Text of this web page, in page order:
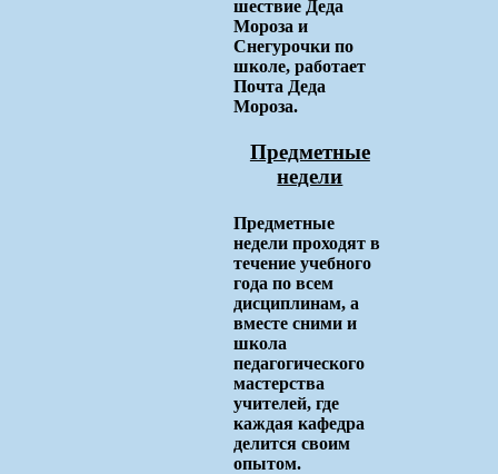
шествие Деда
Мороза и
Снегурочки по
школе, работает
Почта Деда
Мороза.
Предметные
недели
Предметные
недели проходят в
течение учебного
года по всем
дисциплинам, а
вместе сними и
школа
педагогического
мастерства
учителей, где
каждая кафедра
делится своим
опытом.